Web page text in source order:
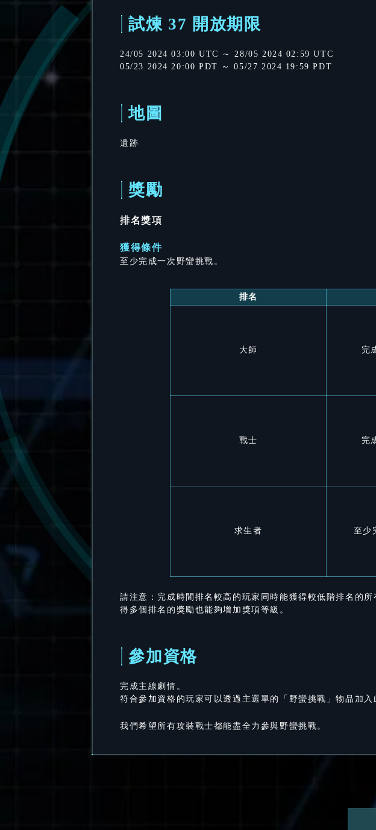
試煉 37 開放期限
24/05 2024 03:00 UTC ～ 28/05 2024 02:59 UTC
05/23 2024 20:00 PDT ～ 05/27 2024 19:59 PDT
地圖
遺跡
獎勵
排名獎項
獲得條件
至少完成一次野蠻挑戰。
排名
大師 完
戰士 完
求生者 至少
請注意：完成時間排名較高的玩家同時能獲得較低階排名的
得多個排名的獎勵也能夠增加獎項等級。
參加資格
完成主線劇情。
符合參加資格的玩家可以透過主選單的「野蠻挑戰」物品加入
我們希望所有攻裝戰士都能盡全力參與野蠻挑戰。